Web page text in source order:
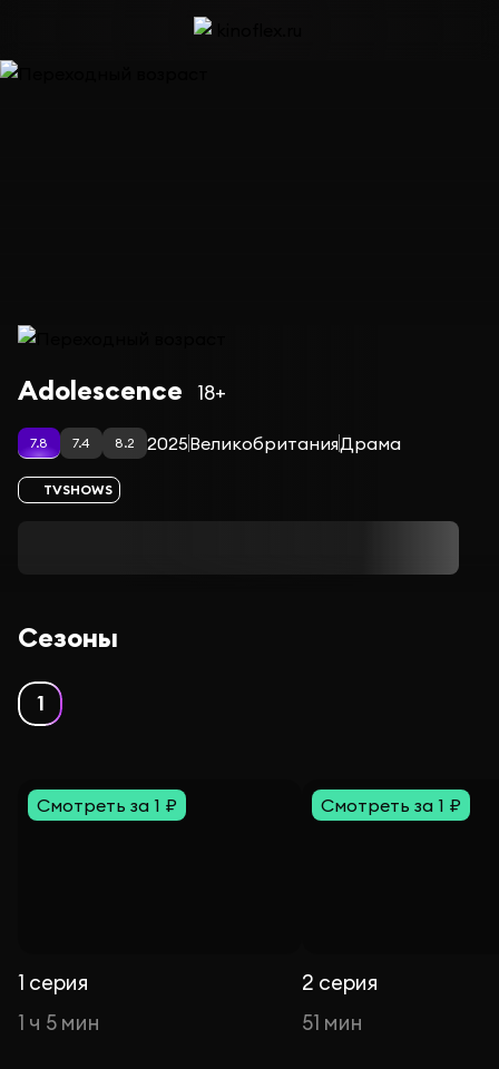
Сериал Переходный возраст
Adolescence 18+
7.8 7.4 8.2 2025ВеликобританияДрама
TVSHOWS
Сезоны
1
Смотреть за 1 ₽
1 серия
1 ч 5 мин
Смотреть за 1 ₽
2 серия
51 мин